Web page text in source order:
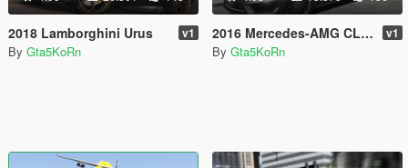
2018 Lamborghini Urus v1
By Gta5KoRn
2016 Mercedes-AMG CLA45 Coupé [Add-On] v1
By Gta5KoRn